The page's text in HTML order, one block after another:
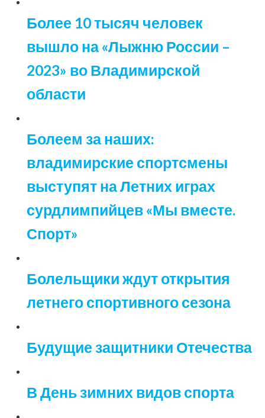
Более 10 тысяч человек
вышло на «Лыжню России –
2023» во Владимирской
области
Болеем за наших:
владимирские спортсмены
выступят на Летних играх
сурдлимпийцев «Мы вместе.
Спорт»
Болельщики ждут открытия
летнего спортивного сезона
Будущие защитники Отечества
В День зимних видов спорта